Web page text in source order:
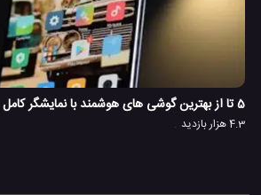
5 تا از بهترین گوشی های هوشمند با نمایشگر کامل و قیمت ارزان
4.3 هزار بازدید